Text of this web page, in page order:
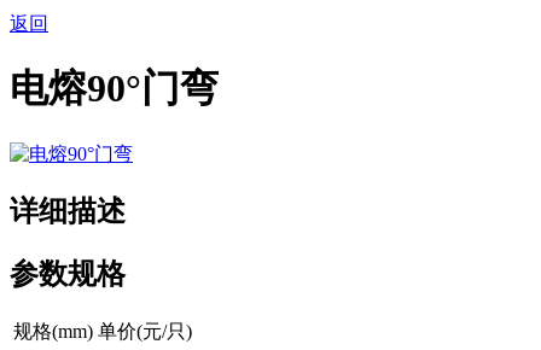
返回
电熔90°门弯
详细描述
参数规格
规格(mm) 单价(元/只)